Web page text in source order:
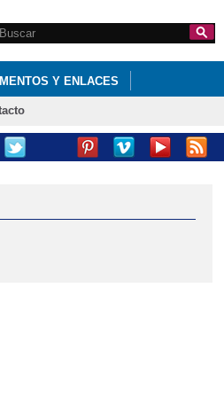
de
Search this site
Y ENLACES
ALBACETE)